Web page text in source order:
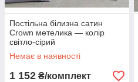
Постільна білизна сатин
Crown метелика — колір
світло-сірий
Немає в наявності
1 152 ₴/комплект